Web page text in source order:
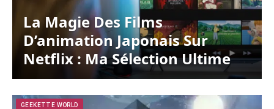
La Magie Des Films
D’animation Japonais Sur
Netflix : Ma Sélection Ultime
GEEKETTE WORLD